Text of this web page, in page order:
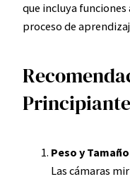
que incluya
proceso de
Peso y
Las cámaras